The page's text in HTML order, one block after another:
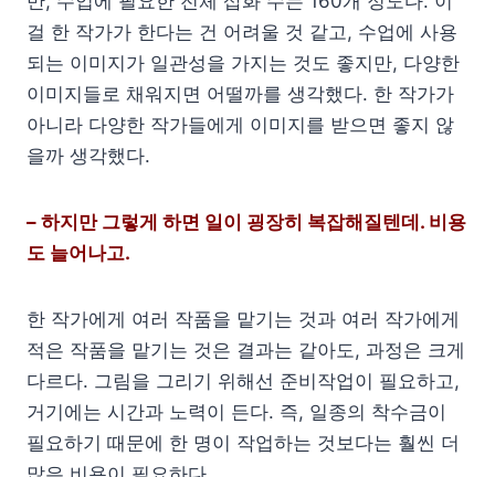
걸 한 작가가 한다는 건 어려울 것 같고, 수업에 사용
되는 이미지가 일관성을 가지는 것도 좋지만, 다양한
이미지들로 채워지면 어떨까를 생각했다. 한 작가가
아니라 다양한 작가들에게 이미지를 받으면 좋지 않
을까 생각했다.
– 하지만 그렇게 하면 일이 굉장히 복잡해질텐데. 비용
도 늘어나고.
한 작가에게 여러 작품을 맡기는 것과 여러 작가에게
적은 작품을 맡기는 것은 결과는 같아도, 과정은 크게
다르다. 그림을 그리기 위해선 준비작업이 필요하고,
거기에는 시간과 노력이 든다. 즉, 일종의 착수금이
필요하기 때문에 한 명이 작업하는 것보다는 훨씬 더